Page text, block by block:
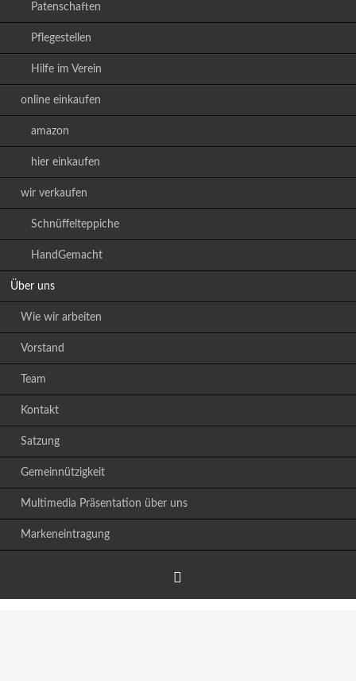
Patenschaften
Pflegestellen
Hilfe im Verein
online einkaufen
amazon
hier einkaufen
wir verkaufen
Schnüffelteppiche
HandGemacht
Über uns
Wie wir arbeiten
Vorstand
Team
Kontakt
Satzung
Gemeinnützigkeit
Multimedia Präsentation über uns
Markeneintragung